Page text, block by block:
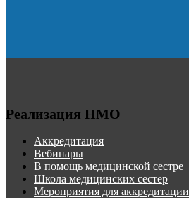
Реализация НМО
Аккредитация
Вебинары
В помощь медицинской сестре
Школа медицинских сестер
Мероприятия для аккредитации